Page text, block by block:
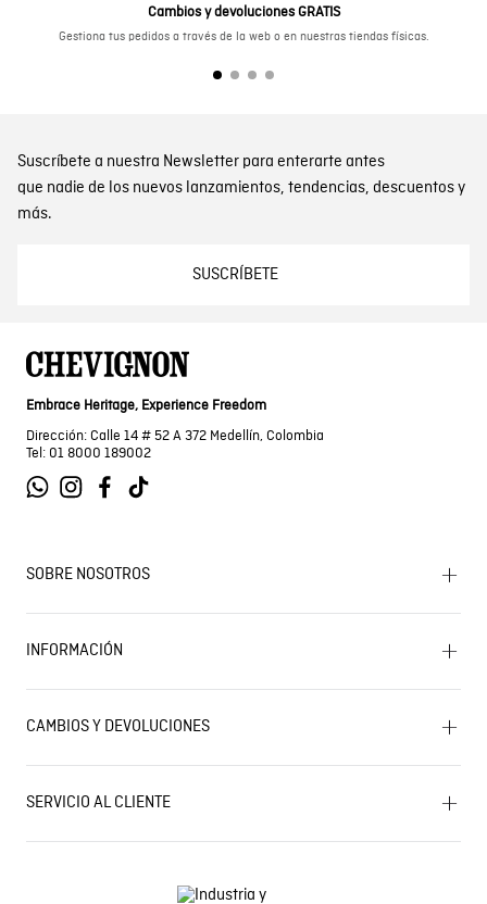
Cambios y devoluciones GRATIS
Gestiona tus pedidos a través de la web o en nuestras tiendas físicas.
Suscríbete a nuestra Newsletter para enterarte antes
que nadie de los nuevos lanzamientos, tendencias, descuentos y
más.
SUSCRÍBETE
Embrace Heritage, Experience Freedom
Dirección: Calle 14 # 52 A 372 Medellín, Colombia
Tel: 01 8000 189002
SOBRE NOSOTROS
Encuentra tu tienda
Historia de la marca
Mapa del sitio
Próximos eventos
INFORMACIÓN
Términos y condiciones
Términos y condiciones de promociones
Política de Cookies
Política de Cambios y Devoluciones
CAMBIOS Y DEVOLUCIONES
Gestiona tu cambio o devolución
PQR y Otras solicitudes
Estado de mi PQR
SERVICIO AL CLIENTE
Whatsapp